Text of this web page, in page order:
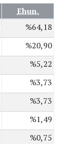
Ehun.
%64,18
%20,90
%5,22
%3,73
%3,73
%1,49
%0,75